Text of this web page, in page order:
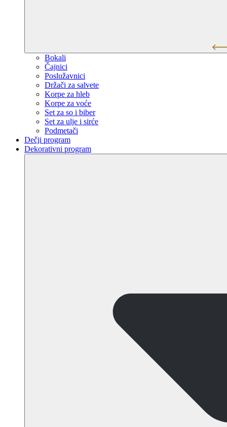
Bokali
Čajnici
Poslužavnici
Držači za salvete
Korpe za hleb
Korpe za voće
Set za so i biber
Set za ulje i sirće
Podmetači
Dečji program
Dekorativni program